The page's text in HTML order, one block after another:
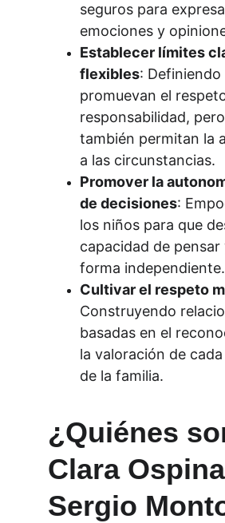
seguros para
emociones y
Establecer límites
flexibles:
promuevan el
responsabilidad,
también permitan la
a las circunstancias.
Promover la
de decisiones:
los niños para que
capacidad de
forma independiente.
Cultivar el respeto
Construyendo
basadas en el
la valoración de
de la familia.
¿Quiénes
Clara
Sergio